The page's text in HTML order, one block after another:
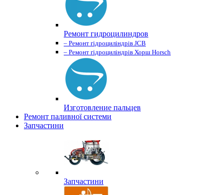
Ремонт гидроцилиндров
– Ремонт гідроциліндрів JCB
– Ремонт гідроциліндрів Хорш Horsch
Изготовление пальцев
Ремонт паливної системи
Запчастини
Запчастини